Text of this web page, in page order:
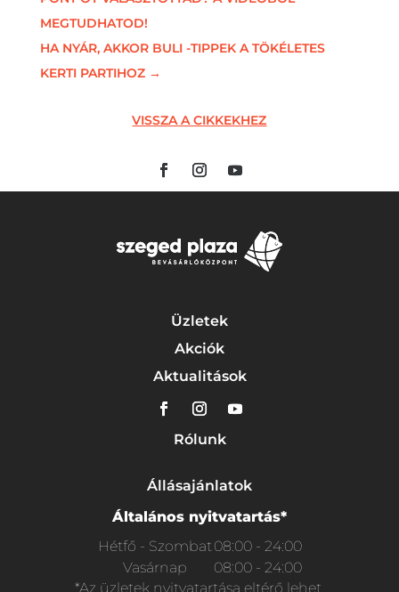
MEGTUDHATOD!
HA NYÁR, AKKOR BULI -TIPPEK A TÖKÉLETES
KERTI PARTIHOZ→
VISSZA A CIKKEKHEZ
Üzletek
Akciók
Aktualitások
Rólunk
Állásajánlatok
Általános nyitvatartás*
Hétfő - Szombat 08:00 - 24:00
Vasárnap
08:00 - 24:00
*Az üzletek nyitvatartása eltérő lehet.